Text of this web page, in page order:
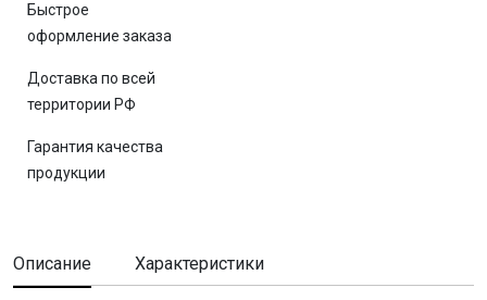
Быстрое
оформление заказа
Доставка по всей
территории РФ
Гарантия качества
продукции
Описание Характеристики